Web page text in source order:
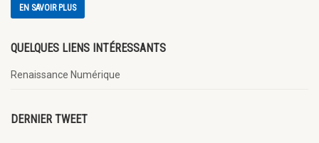
EN SAVOIR PLUS
QUELQUES LIENS INTÉRESSANTS
Renaissance Numérique
DERNIER TWEET